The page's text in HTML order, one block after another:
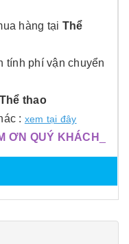
hàng tại Thể
tính phí vận chuyển
Thể thao
: xem tại đây
ƠN QUÝ KHÁCH